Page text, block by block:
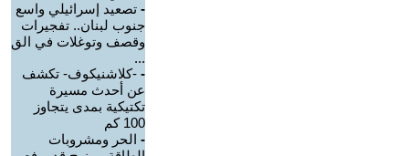
- تصعيد إسرائيلي واسع
جنوب لبنان.. تفجيرات
وقصف وتوغلات في الق
...
- -كلاشنيكوف- تكشف
عن أحدث مسيرة
تكتيكية بمدى يتجاوز
100 كم
- الحر ومشروبات